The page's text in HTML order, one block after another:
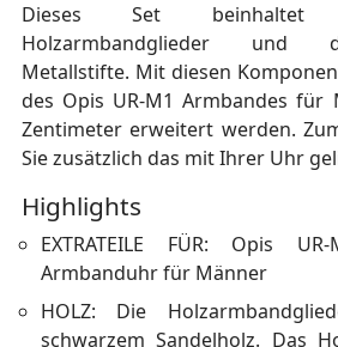
Dieses Set beinhaltet
Holzarmbandglieder und
Metallstifte. Mit diesen
des Opis UR-M1 Armbandes
Zentimeter erweitert werden.
Sie zusätzlich das mit Ihrer Uhr
Highlights
EXTRATEILE FÜR: Opis
Armbanduhr für Männer
HOLZ: Die
schwarzem Sandelholz. Das